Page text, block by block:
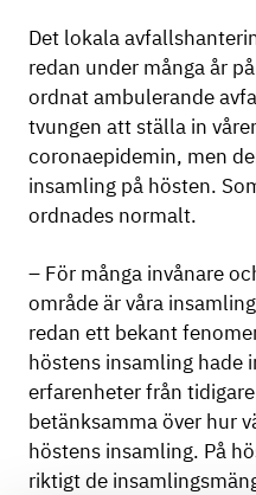
Det lokala
redan under många år
ordnat ambulerande
tvungen att ställa in
coronaepidemin, men
insamling på hösten.
ordnades normalt.
– För många invånare
område är våra
redan ett bekant
höstens insamling hade
erfarenheter från
betänksamma över hur
höstens insamling. På
riktigt de